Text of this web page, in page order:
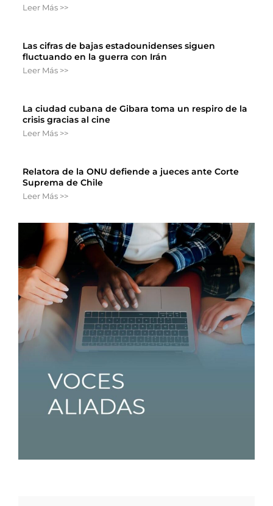
Leer Más >>
Las cifras de bajas estadounidenses siguen
fluctuando en la guerra con Irán
Leer Más >>
La ciudad cubana de Gibara toma un respiro de la
crisis gracias al cine
Leer Más >>
Relatora de la ONU defiende a jueces ante Corte
Suprema de Chile
Leer Más >>